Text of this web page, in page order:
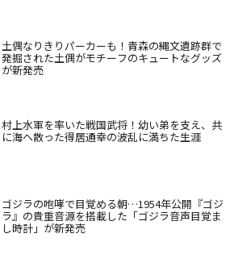
土偶なりきりパーカーも！青森の縄文遺跡群で
発掘された土偶がモチーフのキュートなグッズ
が新発売
村上水軍を率いた戦国武将！幼い弟を支え、共
に海へ散った得居通幸の波乱に満ちた生涯
ゴジラの咆哮で目覚める朝…1954年公開『ゴジ
ラ』の貴重音源を搭載した「ゴジラ音声目覚ま
し時計」が新発売